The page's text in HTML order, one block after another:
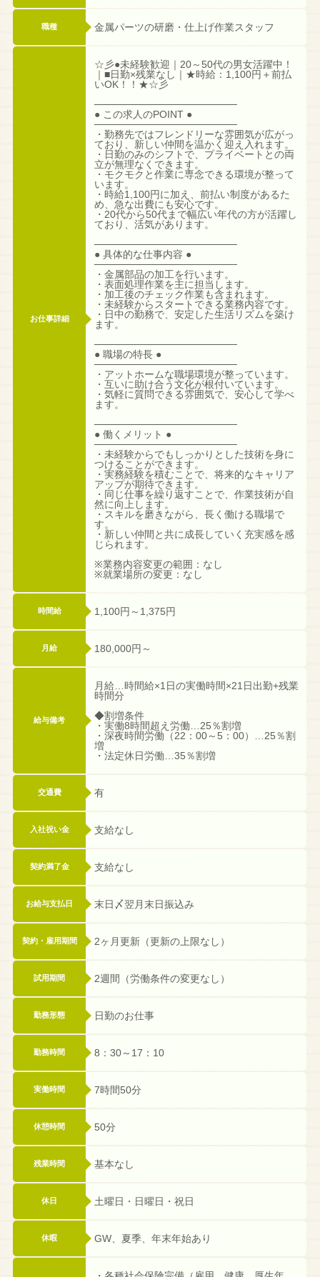
職種 金属パーツの研磨・仕上げ作業スタッフ
お仕事詳細
☆彡●未経験歓迎｜20～50代の男女活躍中！
｜■日勤×残業なし｜★時給：1,100円＋前払
いOK！！★☆彡
────────────────────
● この求人のPOINT ●
────────────────────
・勤務先ではフレンドリーな雰囲気が広がっ
ており、新しい仲間を温かく迎え入れます。
・日勤のみのシフトで、プライベートとの両
立が無理なくできます。
・モクモクと作業に専念できる環境が整って
います。
・時給1,100円に加え、前払い制度があるた
め、急な出費にも安心です。
・20代から50代まで幅広い年代の方が活躍し
ており、活気があります。
────────────────────
● 具体的な仕事内容 ●
────────────────────
・金属部品の加工を行います。
・表面処理作業を主に担当します。
・加工後のチェック作業も含まれます。
・未経験からスタートできる業務内容です。
・日中の勤務で、安定した生活リズムを築け
ます。
────────────────────
● 職場の特長 ●
────────────────────
・アットホームな職場環境が整っています。
・互いに助け合う文化が根付いています。
・気軽に質問できる雰囲気で、安心して学べ
ます。
────────────────────
● 働くメリット ●
────────────────────
・未経験からでもしっかりとした技術を身に
つけることができます。
・実務経験を積むことで、将来的なキャリア
アップが期待できます。
・同じ仕事を繰り返すことで、作業技術が自
然に向上します。
・スキルを磨きながら、長く働ける職場で
す。
・新しい仲間と共に成長していく充実感を感
じられます。
※業務内容変更の範囲：なし
※就業場所の変更：なし
時間給 1,100円～1,375円
月給 180,000円～
給与備考
月給…時間給×1日の実働時間×21日出勤+残業
時間分
◆割増条件
・実働8時間超え労働…25％割増
・深夜時間労働（22：00～5：00）…25％割
増
・法定休日労働…35％割増
交通費 有
入社祝い金 支給なし
契約満了金 支給なし
お給与支払日 末日〆翌月末日振込み
契約・雇用期間 2ヶ月更新（更新の上限なし）
試用期間 2週間（労働条件の変更なし）
勤務形態 日勤のお仕事
勤務時間 8：30～17：10
実働時間 7時間50分
休憩時間 50分
残業時間 基本なし
休日 土曜日・日曜日・祝日
休暇 GW、夏季、年末年始あり